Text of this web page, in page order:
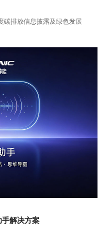
碳排放信息披露及绿色发展
解决方案